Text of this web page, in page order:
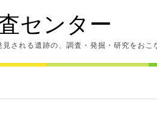
センター
される遺跡の、調査・発掘・研究をおこ